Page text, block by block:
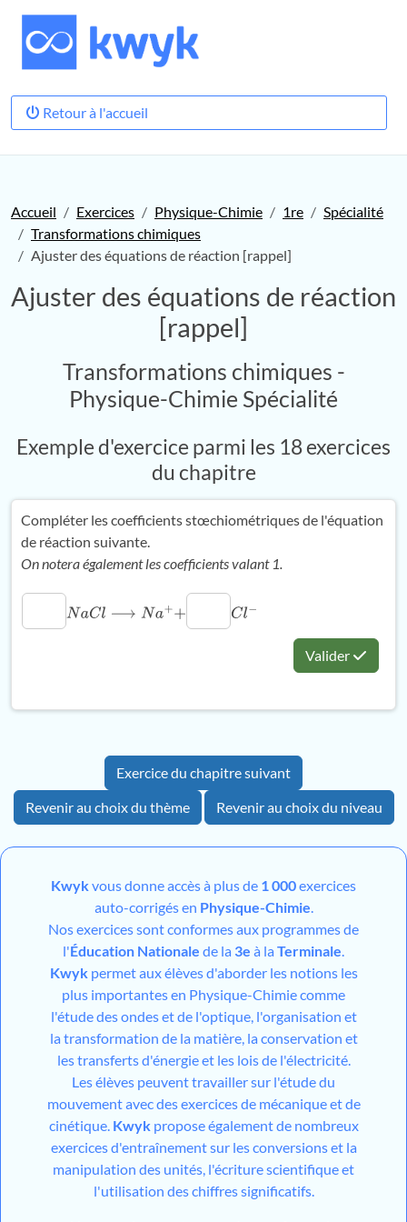
Retour à l'accueil
Accueil Exercices Physique-Chimie 1re
Spécialité
Transformations chimiques
Ajuster des équations de réaction [rappel]
Ajuster des équations de réaction
[rappel]
Transformations chimiques -
Physique-Chimie Spécialité
Exemple d'exercice parmi les 18 exercices
du chapitre
Compléter les coefficients stœchiométriques de l'équation
de réaction suivante.
On notera également les coefficients valant 1.
NaCl⟶Na++ Cl−
Valider
Exercice du chapitre suivant
Revenir au choix du thème
Revenir au choix du niveau
Kwykvous donne accès à plus de 1 000exercices
auto-corrigés en Physique-Chimie
Nos exercices sont conformes aux programmes de
l'Éducation Nationale de la 3e à la Terminale
Kwykpermet aux élèves d'aborder les notions les
plus importantes en Physique-Chimie comme
l'étude des ondes et de l'optique, l'organisation et
la transformation de la matière, la conservation et
les transferts d'énergie et les lois de l'électricité.
Les élèves peuvent travailler sur l'étude du
mouvement avec des exercices de mécanique et de
cinétique. Kwykpropose également de nombreux
exercices d'entraînement sur les conversions et la
manipulation des unités, l'écriture scientifique et
l'utilisation des chiffres significatifs.